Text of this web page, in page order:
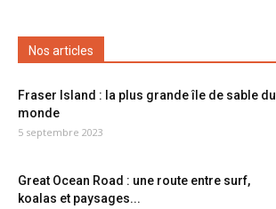
Nos articles
Fraser Island : la plus grande île de sable du
monde
5 septembre 2023
Great Ocean Road : une route entre surf,
koalas et paysages...